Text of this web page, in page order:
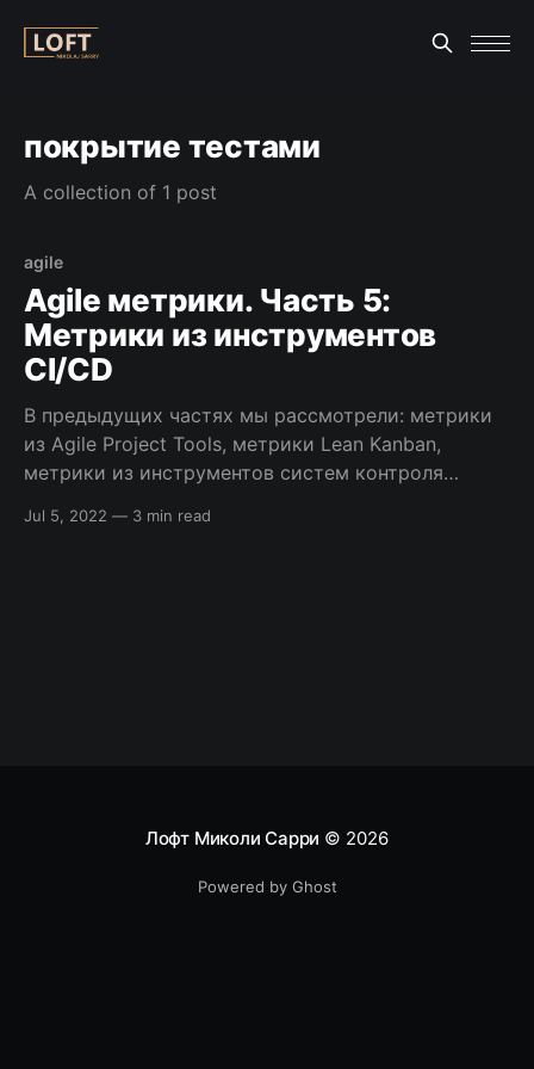
покрытие тестами
A collection of 1 post
agile
Agile метрики. Часть 5:
Метрики из инструментов
CI/CD
В предыдущих частях мы рассмотрели: метрики
из Agile Project Tools, метрики Lean Kanban,
метрики из инструментов систем контроля
метрики из инструментов CI/CD. Эти метрики
Jul 5, 2022 — 3 min read
Лофт Миколи Сарри © 2026
Powered by Ghost